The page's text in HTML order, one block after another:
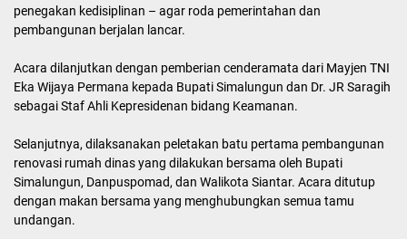
penegakan kedisiplinan – agar roda pemerintahan dan
pembangunan berjalan lancar.
Acara dilanjutkan dengan pemberian cenderamata dari Mayjen TNI
Eka Wijaya Permana kepada Bupati Simalungun dan Dr. JR Saragih
sebagai Staf Ahli Kepresidenan bidang Keamanan.
Selanjutnya, dilaksanakan peletakan batu pertama pembangunan
renovasi rumah dinas yang dilakukan bersama oleh Bupati
Simalungun, Danpuspomad, dan Walikota Siantar. Acara ditutup
dengan makan bersama yang menghubungkan semua tamu
undangan.